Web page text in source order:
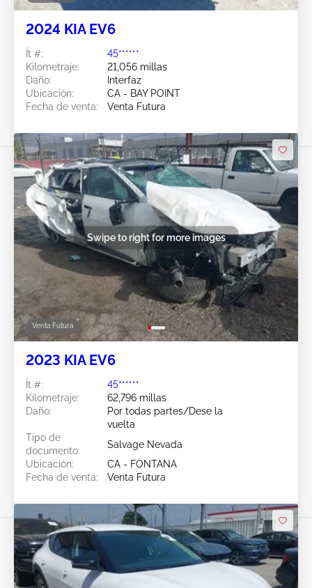
2024 KIA EV6
Ít #:
45******
Kilometraje:
21,056 millas
Daño:
Interfaz
Ubicación:
CA - BAY POINT
Fecha de venta:
Venta Futura
Venta Futura
Swipe to right for more images
2023 KIA EV6
Ít #:
45******
Kilometraje:
62,796 millas
Daño:
Por todas partes/Dese la
vuelta
Tipo de
documento:
Salvage Nevada
Ubicación:
CA - FONTANA
Fecha de venta:
Venta Futura